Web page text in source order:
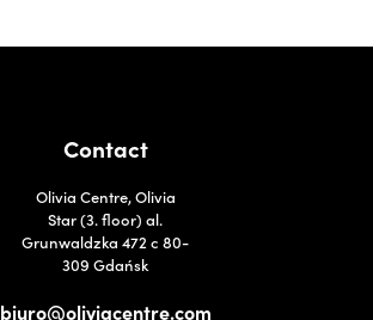
Contact
Olivia Centre, Olivia
Star (3. floor) al.
Grunwaldzka 472 c 80-
309 Gdańsk
biuro@oliviacentre.com